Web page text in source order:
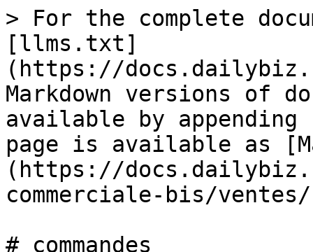
> For the complete
[llms.txt]
(https://
Markdown versions of
available by
page is available as
(https://
commerciale-bis/ventes/
# commandes